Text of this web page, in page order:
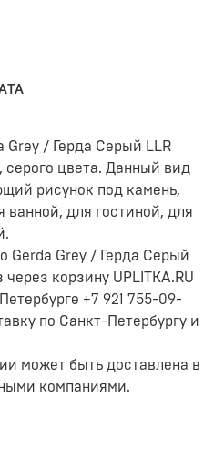
Grey / Герда Серый LLR
цвета. Данный вид
рисунок под камень,
ванной, для гостиной, для
Gerda Grey / Герда Серый
корзину UPLITKA.RU
+7 921 755-09-
по Санкт-Петербургу и
может быть доставлена в
компаниями.